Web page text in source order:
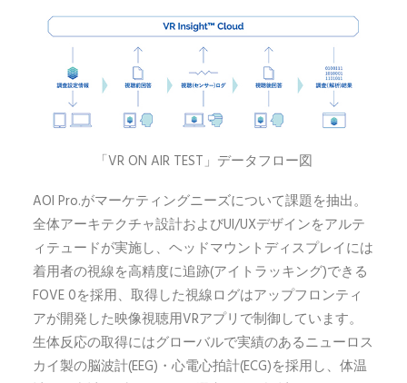
「VR ON AIR TEST」データフロー図
AOI Pro.がマーケティングニーズについて課題を抽出。
全体アーキテクチャ設計およびUI/UXデザインをアルテ
ィテュードが実施し、ヘッドマウントディスプレイには
着用者の視線を高精度に追跡(アイトラッキング)できる
FOVE 0を採用、取得した視線ログはアップフロンティ
アが開発した映像視聴用VRアプリで制御しています。
生体反応の取得にはグローバルで実績のあるニューロス
カイ製の脳波計(EEG)・心電心拍計(ECG)を採用し、体温